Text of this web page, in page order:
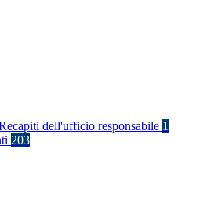
dell'ufficio responsabile 1
203